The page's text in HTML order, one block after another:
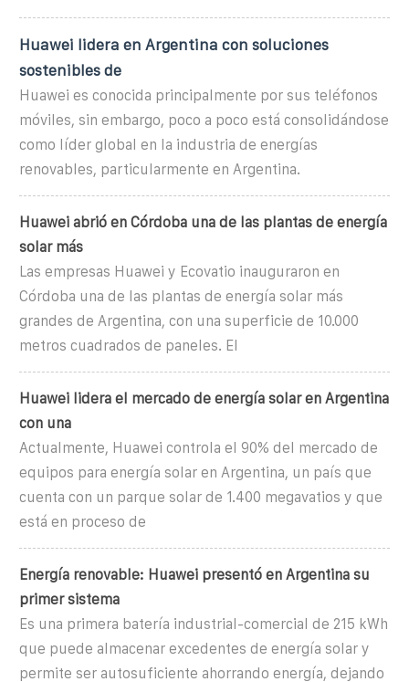
Huawei lidera en Argentina con soluciones
sostenibles de
Huawei es conocida principalmente por sus teléfonos
móviles, sin embargo, poco a poco está consolidándose
como líder global en la industria de energías
renovables, particularmente en Argentina.
Huawei abrió en Córdoba una de las plantas de energía
solar más
Las empresas Huawei y Ecovatio inauguraron en
Córdoba una de las plantas de energía solar más
grandes de Argentina, con una superficie de 10.000
metros cuadrados de paneles. El
Huawei lidera el mercado de energía solar en Argentina
con una
Actualmente, Huawei controla el 90% del mercado de
equipos para energía solar en Argentina, un país que
cuenta con un parque solar de 1.400 megavatios y que
está en proceso de
Energía renovable: Huawei presentó en Argentina su
primer sistema
Es una primera batería industrial-comercial de 215 kWh
que puede almacenar excedentes de energía solar y
permite ser autosuficiente ahorrando energía, dejando